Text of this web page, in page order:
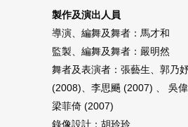
製作及演出人員
導演、編舞及舞者：馬才和
監製、編舞及舞者：嚴明然
舞者及表演者：張藝生、郭乃
(2008)、李思颺 (2007) 、 吳
梁菲倚 (2007)
錄像設計：胡玲玲